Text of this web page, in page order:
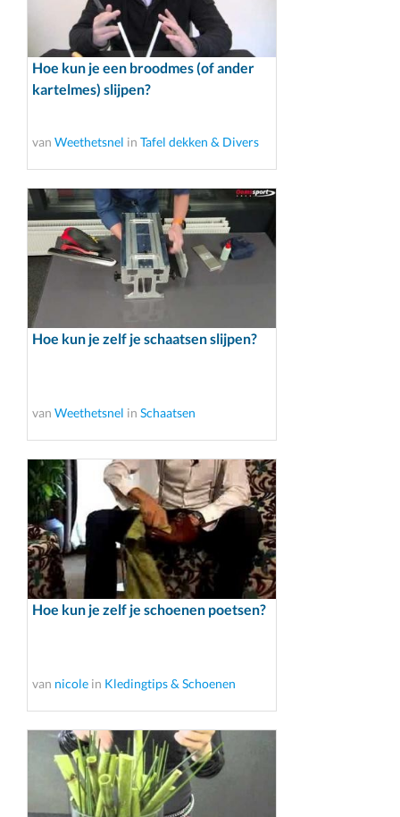
Hoe kun je een broodmes (of ander
kartelmes) slijpen?
van Weethetsnel in Tafel dekken & Divers
Hoe kun je zelf je schaatsen slijpen?
van Weethetsnel in Schaatsen
Hoe kun je zelf je schoenen poetsen?
van nicole in Kledingtips & Schoenen